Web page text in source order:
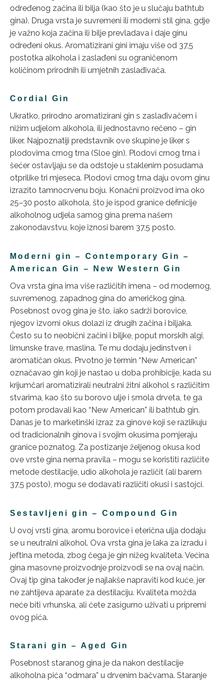
određenog začina ili bilja (kao što je u slučaju bathtub
gina). Druga vrsta je suvremeni ili moderni stil gina, gdje
je važno koja začina ili bilje prevladava i daje ginu
određeni okus. Aromatizirani gini imaju više od 37,5
postotka alkohola i zaslađeni su ograničenom
količinom prirodnih ili umjetnih zaslađivača.
Cordial Gin
Ukratko, prirodno aromatizirani gin s zaslađivačem i
nižim udjelom alkohola, ili jednostavno rečeno – gin
liker. Najpoznatiji predstavnik ove skupine je liker s
plodovima crnog trna (Sloe gin). Plodovi crnog trna i
šećer ostavljaju se da odstoje u staklenim posudama
otprilike tri mjeseca. Plodovi crnog trna daju ovom ginu
izrazito tamnocrvenu boju. Konačni proizvod ima oko
25–30 posto alkohola, što je ispod granice definicije
alkoholnog udjela samog gina prema našem
zakonodavstvu, koje iznosi barem 37,5 posto.
Moderni gin – Contemporary Gin –
American Gin – New Western Gin
Ova vrsta gina ima više različitih imena – od modernog,
suvremenog, zapadnog gina do američkog gina.
Posebnost ovog gina je što, iako sadrži borovice,
njegov izvorni okus dolazi iz drugih začina i biljaka.
Često su to neobični začini i biljke, poput morskih algi,
limunske trave, maslina. Te mu dodaju jedinstven i
aromatičan okus. Prvotno je termin “New American”
označavao gin koji je nastao u doba prohibicije, kada su
krijumčari aromatizirali neutralni žitni alkohol s različitim
stvarima, kao što su borovo ulje i smola drveta, te ga
potom prodavali kao “New American” ili bathtub gin.
Danas je to marketinški izraz za ginove koji se razlikuju
od tradicionalnih ginova i svojim okusima pomjeraju
granice poznatog. Za postizanje željenog okusa kod
ove vrste gina nema pravila – mogu se koristiti različite
metode destilacije, udio alkohola je različit (ali barem
37,5 posto), mogu se dodavati različiti okusi i sastojci.
Sestavljeni gin – Compound Gin
U ovoj vrsti gina, aromu borovice i eterična ulja dodaju
se u neutralni alkohol. Ova vrsta gina je laka za izradu i
jeftina metoda, zbog čega je gin nižeg kvaliteta. Većina
gina masovne proizvodnje proizvodi se na ovaj način.
Ovaj tip gina također je najlakše napraviti kod kuće, jer
ne zahtijeva aparate za destilaciju. Kvaliteta možda
neće biti vrhunska, ali ćete zasigurno uživati u pripremi
ovog pića.
Starani gin – Aged Gin
Posebnost staranog gina je da nakon destilacije
alkoholna pića “odmara” u drvenim bačvama. Staranje